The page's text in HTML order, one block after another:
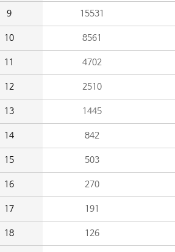
9 15531
10 8561
11 4702
12 2510
13 1445
14 842
15 503
16 270
17 191
18 126